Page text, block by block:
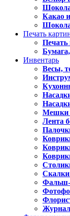
Какао
Печать
Печать
Инвентарь
Весы,
Мешки
Лента
Скалки